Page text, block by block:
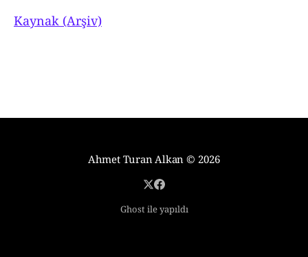
Kaynak (Arşiv)
Ahmet Turan Alkan © 2026
Ghost ile yapıldı